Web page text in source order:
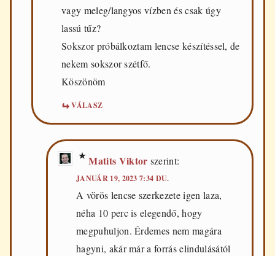
vagy meleg/langyos vízben és csak úgy
lassú tűz?
Sokszor próbálkoztam lencse készítéssel, de
nekem sokszor szétfő.
Köszönöm
VÁLASZ
Matits Viktor szerint:
JANUÁR 19, 2023 7:34 DU.
A vörös lencse szerkezete igen laza,
néha 10 perc is elegendő, hogy
megpuhuljon. Érdemes nem magára
hagyni, akár már a forrás elindulásától